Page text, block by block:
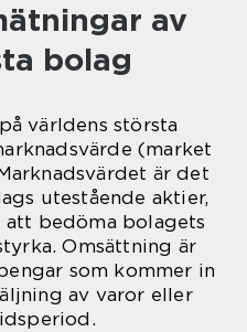
av
bolag
världens största
(market
är det
utestående aktier,
att bedöma bolagets
Omsättning är
som kommer in
av varor eller